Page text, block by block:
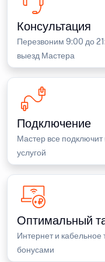
Консультация
Перезвоним 9:00 до
выезд Мастера
Подключение
Мастер все подключит
услугой
Оптимальный
Интернет и
бонусами